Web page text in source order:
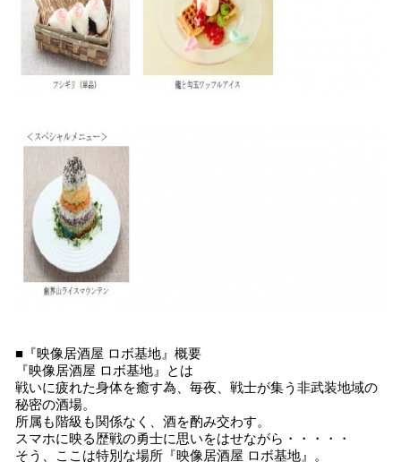
■『映像居酒屋 ロボ基地』概要
『映像居酒屋 ロボ基地』とは
戦いに疲れた身体を癒す為、毎夜、戦士が集う非武装地域の
秘密の酒場。
所属も階級も関係なく、酒を酌み交わす。
スマホに映る歴戦の勇士に思いをはせながら・・・・・
そう、ここは特別な場所『映像居酒屋 ロボ基地』。